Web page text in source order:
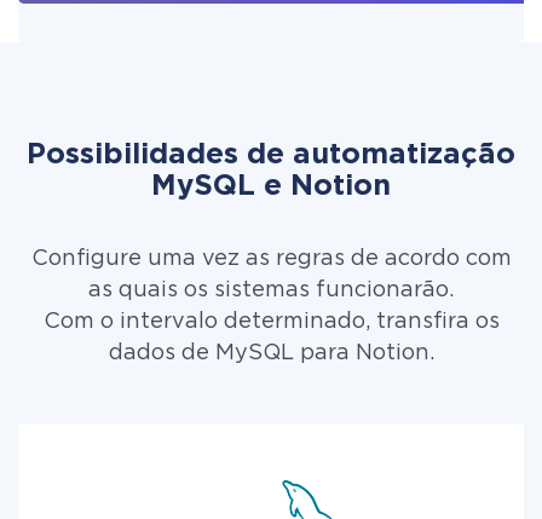
Possibilidades de automatização
MySQL e Notion
Configure uma vez as regras de acordo com
as quais os sistemas funcionarão.
Com o intervalo determinado, transfira os
dados de MySQL para Notion.